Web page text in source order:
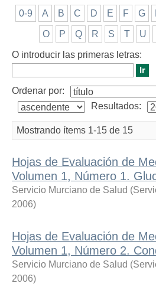
0-9 A B C D E F G
O P Q R S T U
O introducir las primeras letras:
Ordenar por:
Resultados:
Mostrando ítems 1-15 de 15
Hojas de Evaluación de
Volumen 1, Número 1.
Servicio Murciano de Salud (
2006)
Hojas de Evaluación de
Volumen 1, Número 2.
Servicio Murciano de Salud (
2006)